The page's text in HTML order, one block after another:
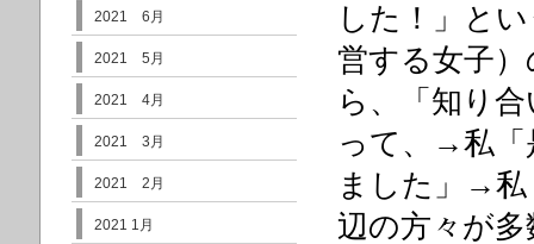
した！」と
営する女子
ら、「知り
って、→私「
ました」→私
辺の方々が
2021 6月
2021 5月
2021 4月
2021 3月
2021 2月
2021 1月